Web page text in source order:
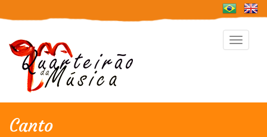
Toggle
Canto